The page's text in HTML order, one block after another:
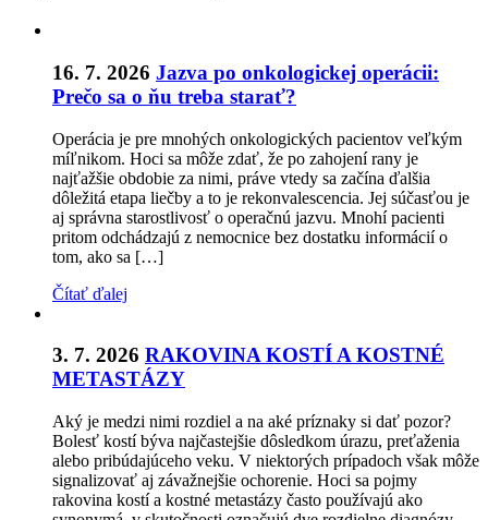
16. 7. 2026 Jazva po onkologickej operácii:
Prečo sa o ňu treba starať?
Operácia je pre mnohých onkologických pacientov veľkým
míľnikom. Hoci sa môže zdať, že po zahojení rany je
najťažšie obdobie za nimi, práve vtedy sa začína ďalšia
dôležitá etapa liečby a to je rekonvalescencia. Jej súčasťou je
aj správna starostlivosť o operačnú jazvu. Mnohí pacienti
pritom odchádzajú z nemocnice bez dostatku informácií o
tom, ako sa […]
Čítať ďalej
3. 7. 2026 RAKOVINA KOSTÍ A KOSTNÉ
METASTÁZY
Aký je medzi nimi rozdiel a na aké príznaky si dať pozor?
Bolesť kostí býva najčastejšie dôsledkom úrazu, preťaženia
alebo pribúdajúceho veku. V niektorých prípadoch však môže
signalizovať aj závažnejšie ochorenie. Hoci sa pojmy
rakovina kostí a kostné metastázy často používajú ako